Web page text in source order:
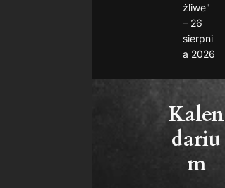
żliwe"
– 26
sierpni
a 2026
Kalen
dariu
m